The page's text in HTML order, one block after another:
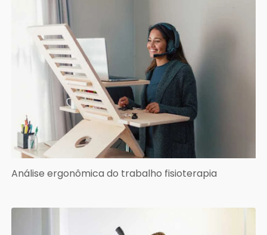
Análise ergonômica do trabalho fisioterapia